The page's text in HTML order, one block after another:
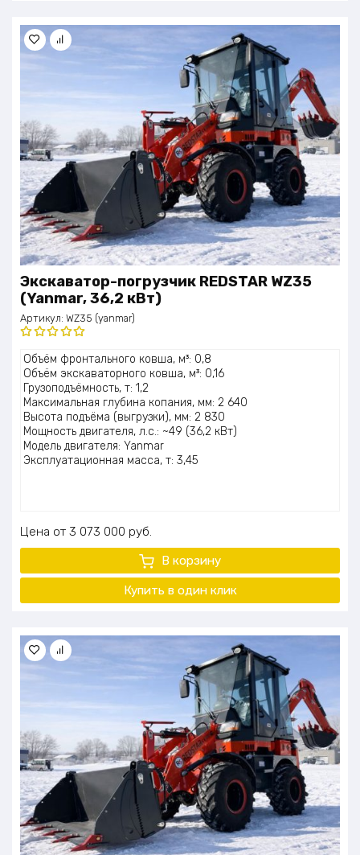
Экскаватор-погрузчик REDSTAR WZ35
(Yanmar, 36,2 кВт)
Артикул: WZ35 (yanmar)
Оценка
5.00из 5
Объём фронтального ковша, м³: 0,8
Объём экскаваторного ковша, м³: 0,16
Грузоподъёмность, т: 1,2
Максимальная глубина копания, мм: 2 640
Высота подъёма (выгрузки), мм: 2 830
Мощность двигателя, л.с.: ~49 (36,2 кВт)
Модель двигателя: Yanmar
Эксплуатационная масса, т: 3,45
Цена 3 073 000 руб.
В корзину
Купить в один клик